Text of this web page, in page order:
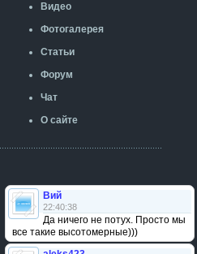
Видео
Фотогалерея
Статьи
Форум
Чат
О сайте
Вий
22:40:38
Да ничего не потух. Просто мы
все такие высотомерные)))